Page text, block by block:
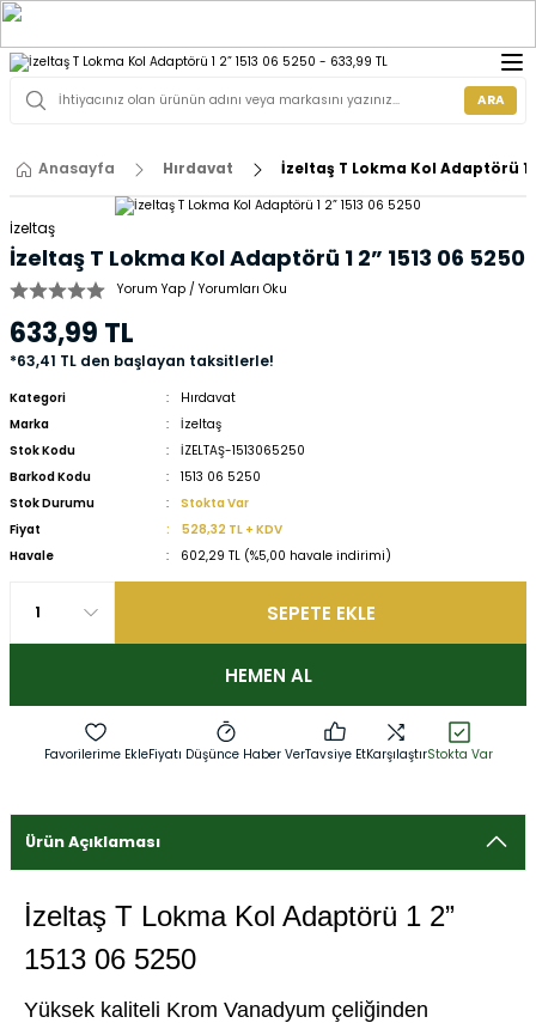
ARA
Anasayfa Hırdavat İzeltaş T Lokma Kol Adaptörü 1
İzeltaş
İzeltaş T Lokma Kol Adaptörü 1 2” 1513 06 5250
Yorum Yap / Yorumları Oku
633,99 TL
*63,41 TL den başlayan taksitlerle!
Kategori
Hırdavat
Marka
İzeltaş
Stok Kodu
İZELTAŞ-1513065250
Barkod Kodu
1513 06 5250
Stok Durumu
Stokta Var
Fiyat
528,32 TL + KDV
Havale
602,29 TL (%5,00 havale indirimi)
SEPETE EKLE
HEMEN AL
Fiyatı Düşünce Haber VerTavsiye EtKarşılaştırStokta Var
Ürün Açıklaması
İzeltaş T Lokma Kol Adaptörü 1 2”
1513 06 5250
Yüksek kaliteli Krom Vanadyum çeliğinden